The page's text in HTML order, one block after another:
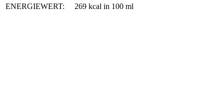
ENERGIEWERT:
269 kcal in 100 ml